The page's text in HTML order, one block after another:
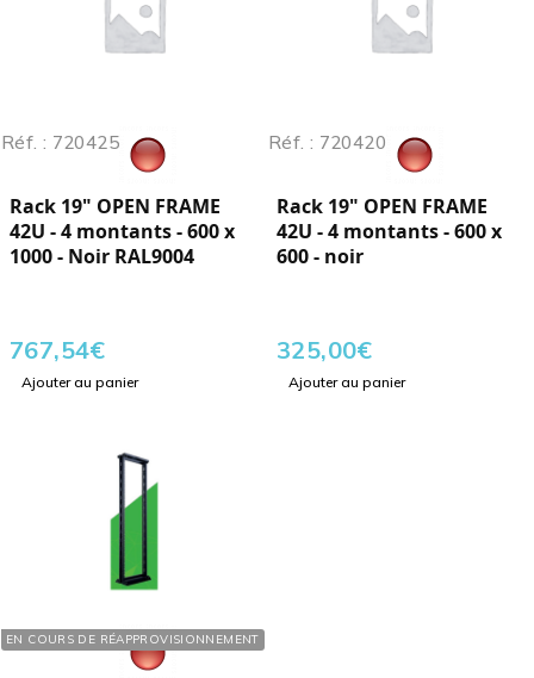
Réf. : 720425
Rack 19" OPEN FRAME
42U - 4 montants - 600 x
1000 - Noir RAL9004
767,54€
Ajouter au panier
Réf. : 720420
Rack 19" OPEN FRAME
42U - 4 montants - 600 x
600 - noir
325,00€
Ajouter au panier
EN COURS DE RÉAPPROVISIONNEMENT
Réf. : 720429